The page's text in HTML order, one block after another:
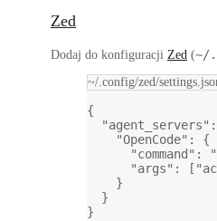
Zed
Dodaj do konfiguracji Zed (~/
~/.config/zed/
{
"agent_servers"
"OpenCode" : {
"command" :
"args" : [
}
}
}